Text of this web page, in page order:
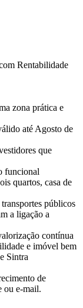
Rentabilidade
zona prática e
até Agosto de
que
funcional
quartos, casa de
públicos
a ligação a
contínua
e imóvel bem
Sintra
de
ou e-mail.